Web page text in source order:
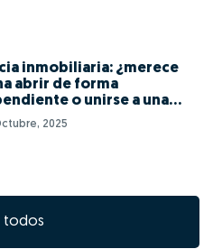
inmobiliaria: ¿merece
abrir de forma
o unirse a una
franquicias?
2025
todos